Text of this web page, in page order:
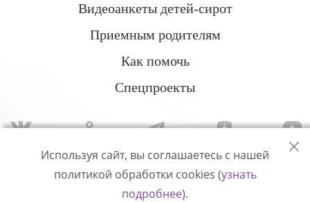
Видеоанкеты детей-сирот
Приемным родителям
Как помочь
Спецпроекты
Политика конфиденциальности
Используя сайт, вы соглашаетесь с нашей
политикой обработки cookies (узнать
подробнее).